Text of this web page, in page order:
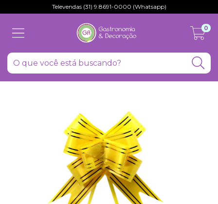
Televendas (31) 9.8691-0000 (Whatsapp)
0